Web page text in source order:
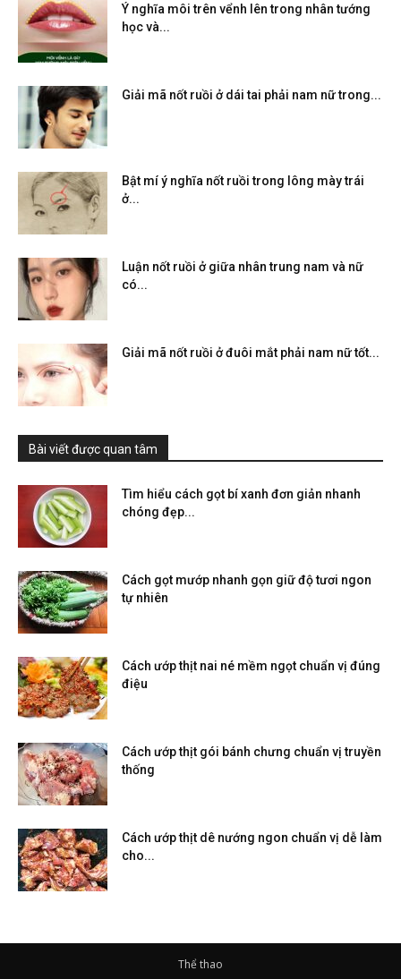
Ý nghĩa môi trên vểnh lên trong nhân tướng
học và...
Giải mã nốt ruồi ở dái tai phải nam nữ trong...
Bật mí ý nghĩa nốt ruồi trong lông mày trái
ở...
Luận nốt ruồi ở giữa nhân trung nam và nữ
có...
Giải mã nốt ruồi ở đuôi mắt phải nam nữ tốt...
Bài viết được quan tâm
Tìm hiểu cách gọt bí xanh đơn giản nhanh
chóng đẹp...
Cách gọt mướp nhanh gọn giữ độ tươi ngon
tự nhiên
Cách ướp thịt nai né mềm ngọt chuẩn vị đúng
điệu
Cách ướp thịt gói bánh chưng chuẩn vị truyền
thống
Cách ướp thịt dê nướng ngon chuẩn vị dễ làm
cho...
Thể thao